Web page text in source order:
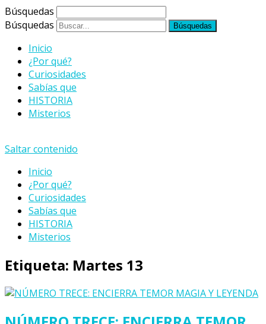
Búsquedas
Búsquedas
Inicio
¿Por qué?
Curiosidades
Sabías que
HISTORIA
Misterios
Saltar contenido
Inicio
¿Por qué?
Curiosidades
Sabías que
HISTORIA
Misterios
Etiqueta: Martes 13